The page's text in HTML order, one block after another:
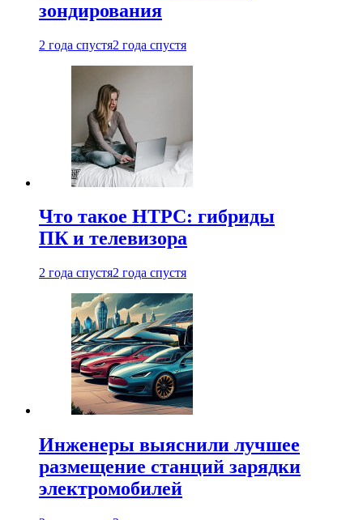
зондирования
2 года спустя2 года спустя
Что такое HTPC: гибриды
ПК и телевизора
2 года спустя2 года спустя
Инженеры выяснили лучшее
размещение станций зарядки
электромобилей